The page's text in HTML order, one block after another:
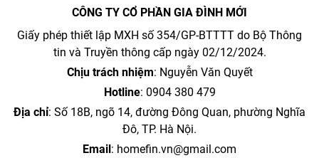
CÔNG TY CỔ PHẦN GIA ĐÌNH MỚI
Giấy phép thiết lập MXH số 354/GP-BTTTT do Bộ Thông
tin và Truyền thông cấp ngày 02/12/2024.
Chịu trách nhiệm: Nguyễn Văn Quyết
Hotline: 0904 380 479
Địa chỉ: Số 18B, ngõ 14, đường Đông Quan, phường Nghĩa
Đô, TP. Hà Nội.
Email: homefin.vn@gmail.com